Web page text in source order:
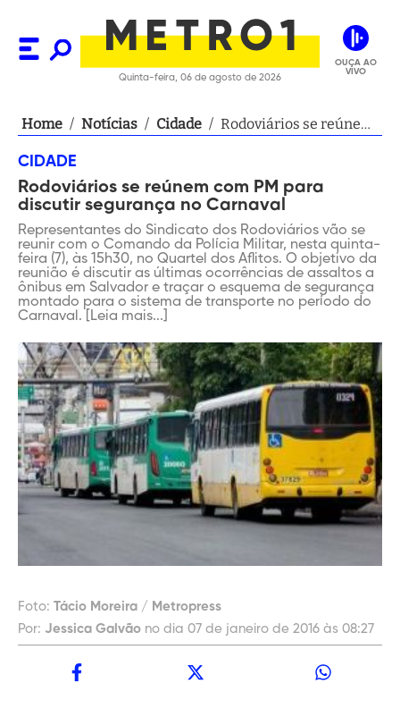
Quinta-feira, 06 de agosto de 2026
OUÇA AO
VIVO
Home / Notícias / Cidade / Rodoviários se reúnem
CIDADE
Rodoviários se reúnem com PM para
discutir segurança no Carnaval
Representantes do Sindicato dos Rodoviários vão se
reunir com o Comando da Polícia Militar, nesta quinta-
feira (7), às 15h30, no Quartel dos Aflitos. O objetivo da
reunião é discutir as últimas ocorrências de assaltos a
ônibus em Salvador e traçar o esquema de segurança
montado para o sistema de transporte no período do
Carnaval. [Leia mais...]
Foto: Tácio Moreira / Metropress
Por: Jessica Galvão no dia 07 de janeiro de 2016 às 08:27